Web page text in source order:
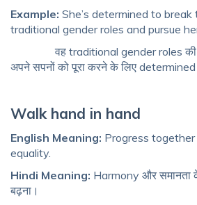
Example: She’s determined to
traditional gender roles and pursue
वह traditional gender roles की
अपने सपनों को पूरा करने के लिए determined
Walk hand in hand
English Meaning: Progress
equality.
Hindi Meaning: Harmony और
बढ़ना।